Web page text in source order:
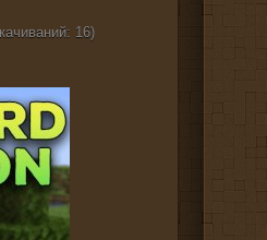
16)